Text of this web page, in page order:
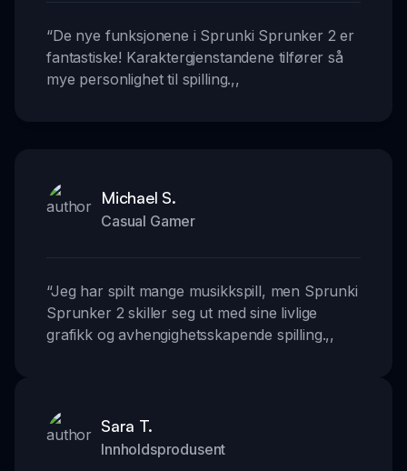
“De nye funksjonene i Sprunki Sprunker 2 er
fantastiske! Karaktergjenstandene tilfører så
mye personlighet til spilling.,,
Michael S.
Casual Gamer
“Jeg har spilt mange musikkspill, men Sprunki
Sprunker 2 skiller seg ut med sine livlige
grafikk og avhengighetsskapende spilling.,,
Sara T.
Innholdsprodusent